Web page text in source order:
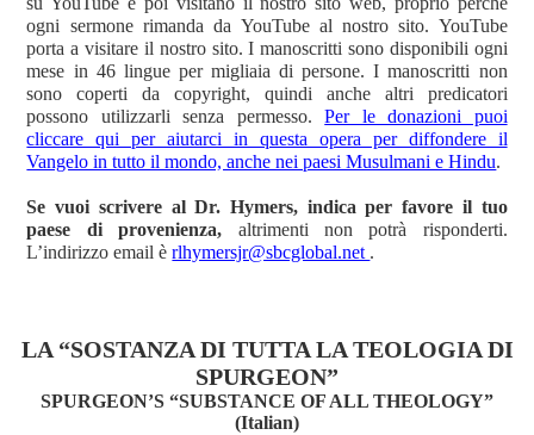
ogni sermone rimanda da YouTube al nostro sito. YouTube
porta a visitare il nostro sito. I manoscritti sono disponibili ogni
mese in 46 lingue per migliaia di persone. I manoscritti non
sono coperti da copyright, quindi anche altri predicatori
possono utilizzarli senza permesso.Per le donazioni puoi
cliccare qui per aiutarci in questa opera per diffondere il
Vangelo in tutto il mondo, anche nei paesi Musulmani e Hindu.
Se vuoi scrivere al Dr. Hymers, indica per favore il tuo
paese di provenienza, altrimenti non potrà risponderti.
L’indirizzo email èrlhymersjr@sbcglobal.net .
LA “SOSTANZA DI TUTTA LA TEOLOGIA DI
SPURGEON”
SPURGEON’S “SUBSTANCE OF ALL THEOLOGY”
(Italian)